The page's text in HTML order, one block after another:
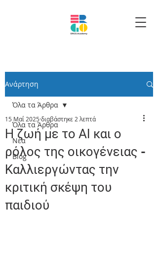
Ανάρτηση
Όλα τα Άρθρα
Νέα
Blog
Όλα τα Άρθρα
Η ζωή με το ΑΙ και ο
ρόλος της οικογένειας -
Καλλιεργώντας την
κριτική σκέψη του
παιδιού
15 Μαΐ 2025 διαβάστηκε 2 λεπτά